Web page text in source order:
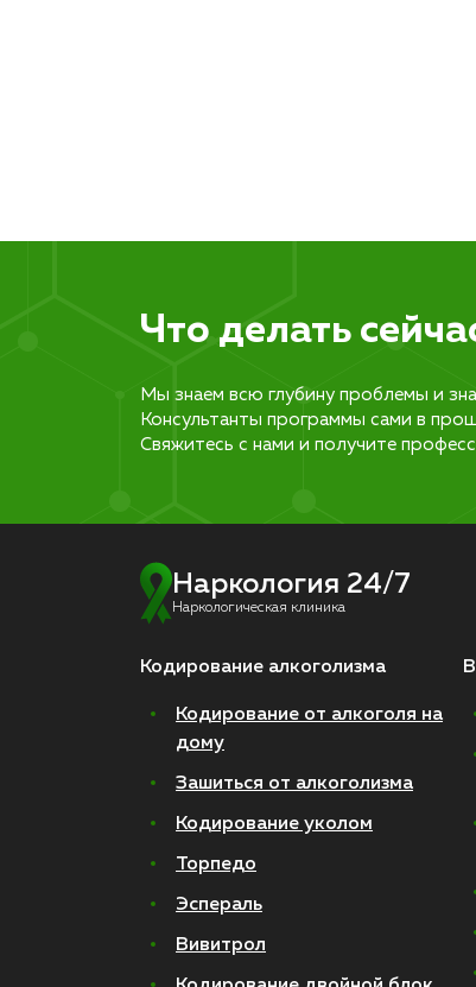
Что делать
Мы знаем всю глубину проблемы и
Консультанты программы сами в
Свяжитесь с нами и получите
Наркология 24/7
Наркологическая клиника
Кодирование алкоголизма
Кодирование от алкоголя на
дому
Зашиться от алкоголизма
Кодирование уколом
Торпедо
Эспераль
Вивитрол